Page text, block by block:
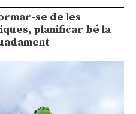
se de les
planificar bé la